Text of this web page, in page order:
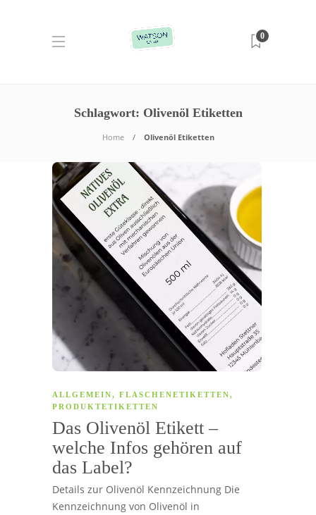
0
Schlagwort: Olivenöl Etiketten
Home Olivenöl Etiketten
ALLGEMEIN, FLASCHENETIKETTEN,
PRODUKTETIKETTEN
Das Olivenöl Etikett –
welche Infos gehören auf
das Label?
Details zur Olivenöl Kennzeichnung Die
Kennzeichnung von Olivenöl in